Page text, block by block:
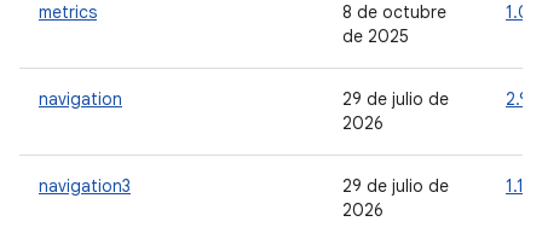
metrics
8 de octubre
de 2025
navigation
29 de julio de
2026
2.9.8
navigation3
29 de julio de
2026
1.1.5